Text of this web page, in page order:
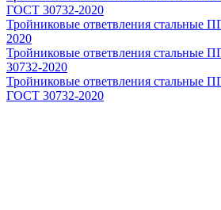
ГОСТ 30732-2020
Тройниковые ответвления
2020
Тройниковые ответвления
30732-2020
Тройниковые ответвления
ГОСТ 30732-2020